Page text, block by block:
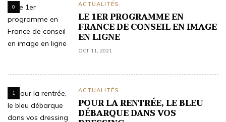
0 ACTUALITÉS
LE 1ER PROGRAMME EN
FRANCE DE CONSEIL EN IMAGE
EN LIGNE
OCT 11, 2021
1 ACTUALITÉS
POUR LA RENTRÉE, LE BLEU
DÉBARQUE DANS VOS